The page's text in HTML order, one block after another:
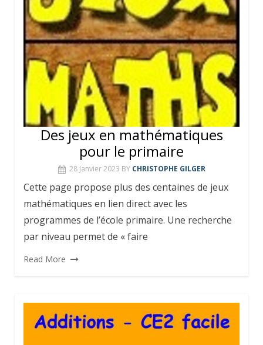
Des jeux en mathématiques
pour le primaire
28 Janvier 2023 BY CHRISTOPHE GILGER
Cette page propose plus des centaines de jeux
mathématiques en lien direct avec les
programmes de l’école primaire. Une recherche
par niveau permet de « faire
Read More